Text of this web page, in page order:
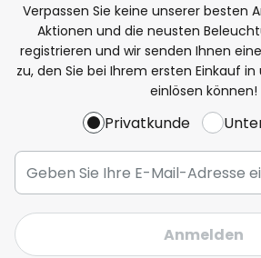
Verpassen Sie keine unserer besten
Aktionen und die neusten
registrieren und wir senden Ihnen
zu, den Sie bei Ihrem ersten Einkauf
einlösen können!
Privatkunde
Anmelden